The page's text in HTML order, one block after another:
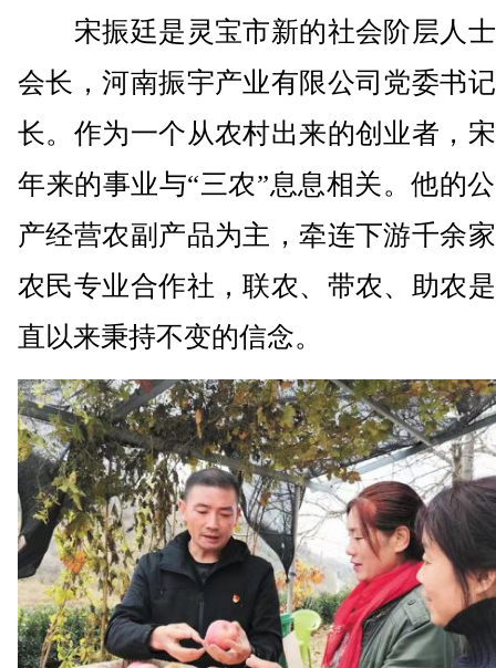
宋振廷是灵宝市新的社会阶层人
会长，河南振宇产业有限公司党委书
长。作为一个从农村出来的创业者，
年来的事业与“三农”息息相关。他的
产经营农副产品为主，牵连下游千余
农民专业合作社，联农、带农、助农
直以来秉持不变的信念。